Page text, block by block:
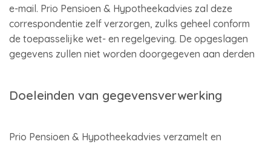
e-mail. Prio Pensioen & Hypotheekadvies zal deze
correspondentie zelf verzorgen, zulks geheel conform
de toepasselijke wet- en regelgeving. De opgeslagen
gegevens zullen niet worden doorgegeven aan derden
Doeleinden van gegevensverwerking
Prio Pensioen & Hypotheekadvies verzamelt en